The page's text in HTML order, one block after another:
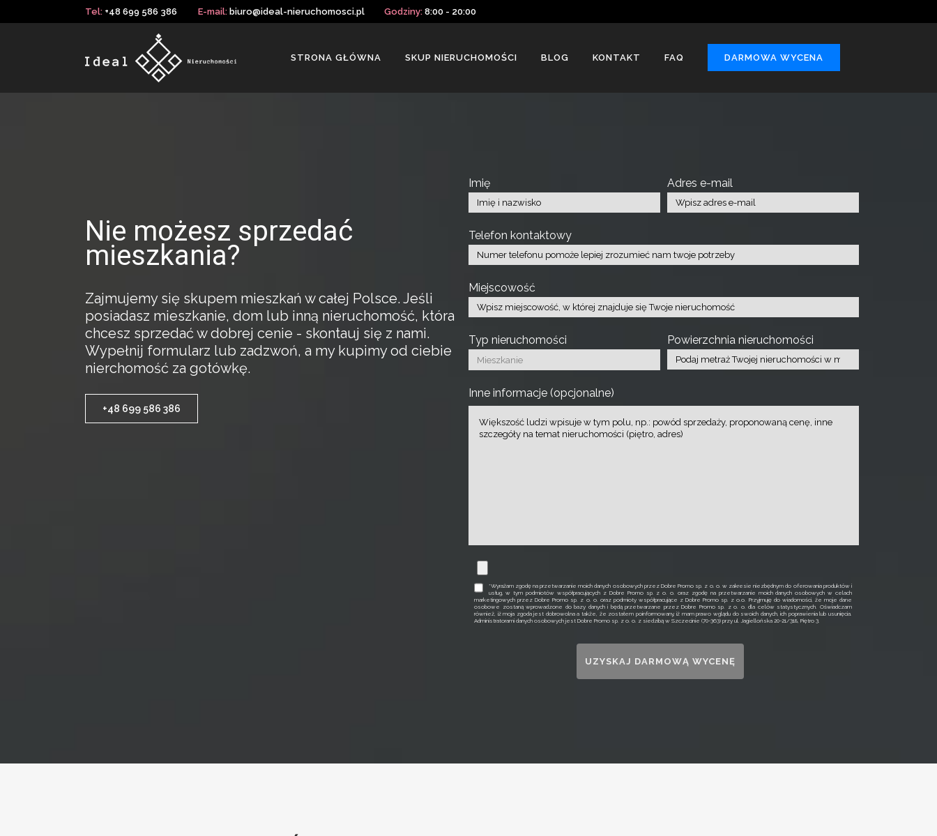
Tel: +48 699 586 386 E-mail: biuro@ideal-nieruchomosci.pl Godziny: 8:00 - 20:00
STRONA GŁÓWNA SKUP NIERUCHOMOŚCI BLOG KONTAKT FAQ DARMOWA WYCENA
Nie możesz sprzedać
mieszkania?
Zajmujemy się skupem mieszkań w całej Polsce. Jeśli
posiadasz mieszkanie, dom lub inną nieruchomość, która
chcesz sprzedać w dobrej cenie - skontauj się z nami.
Wypełnij formularz lub zadzwoń, a my kupimy od ciebie
nierchomość za gotówkę.
+48 699 586 386
Imię Adres e-mail
Telefon kontaktowy
Miejscowość
Typ nieruchomości Powierzchnia nieruchomości
Inne informacje (opcjonalne)
*Wyrażam zgodę na przetwarzanie moich danych osobowych przez Dobre Promo sp. z o. o. w zakresie niezbędnym do oferowania produktów i
usług, w tym podmiotów współpracujących z Dobre Promo sp. z o. o. oraz zgodę na przetwarzanie moich danych osobowych w celach
marketingowych przez Dobre Promo sp. z o. o. oraz podmioty współpracujące z Dobre Promo sp. z o.o. Przyjmuję do wiadomości, że moje dane
osobowe zostaną wprowadzone do bazy danych i będą przetwarzane przez Dobre Promo sp. z o. o. dla celów statystycznych. Oświadczam
również, iż moja zgoda jest dobrowolna a także, że zostałem poinformowany, iż mam prawo wglądu do swoich danych, ich poprawienia lub usunięcia.
Administratorami danych osobowych jest Dobre Promo sp. z o. o. z siedzibą w Szczecinie (70-363) przy ul. Jagiellońska 20-21/318, Piętro 3.